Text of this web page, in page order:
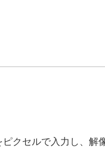
クセルで入力し、解